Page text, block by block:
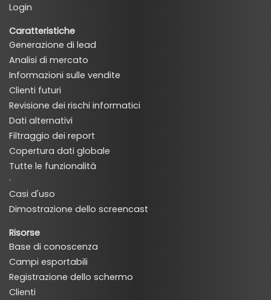
Login
Caratteristiche
Generazione di lead
Analisi di mercato
Informazioni sulle vendite
Clienti futuri
Revisione dei rischi informatici
Dati alternativi
Filtraggio dei report
Copertura dati globale
Tutte le funzionalità
·
Casi d'uso
Dimostrazione dello screencast
Risorse
Base di conoscenza
Campi esportabili
Registrazione dello schermo
Clienti